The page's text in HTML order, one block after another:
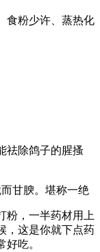
食粉少许、蒸热化
祛除鸽子的腥搔
甘腴。堪称一绝
粉，一半药材用上
，这是你就下点药
吃。